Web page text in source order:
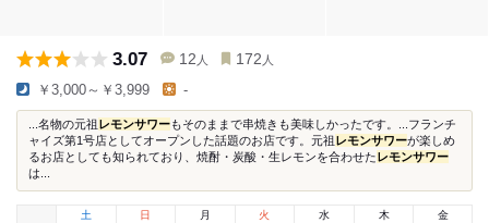
3.07 12 人 172 人
￥3,000～￥3,999 -
...名物の元祖 レモンサワーもそのままで串焼きも美味しかったです。...フランチ
ャイズ第1号店としてオープンした話題のお店です。元祖 レモンサワーが楽しめ
るお店としても知られており、焼酎・炭酸・生レモンを合わせた レモンサワー
は...
土
日 月 火 水 木 金